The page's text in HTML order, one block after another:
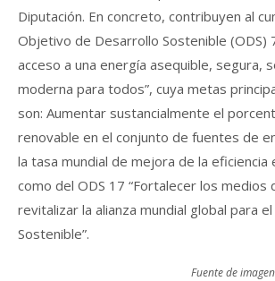
Diputación. En concreto, contribuyen al
Objetivo de Desarrollo Sostenible (ODS)
acceso a una energía asequible, segura,
moderna para todos”, cuya metas
son: Aumentar sustancialmente el
renovable en el conjunto de fuentes de
la tasa mundial de mejora de la eficiencia
como del ODS 17 “Fortalecer los medios
revitalizar la alianza mundial global para
Sostenible”.
Fuente de